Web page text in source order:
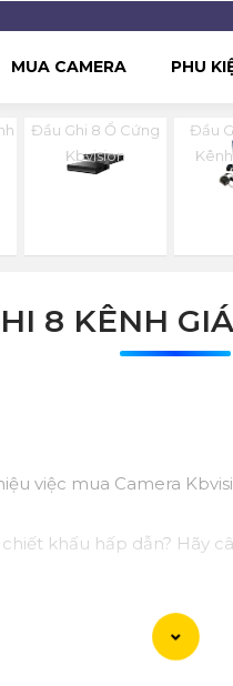
MUA CAMERA PHU
Đầu Ghi 8 Ổ Cứng
Kbvision
Đầu
8 KÊNH
việc mua Camera
khấu hấp dẫn? Hãy
vệ ngôi nhà, cửa hàng